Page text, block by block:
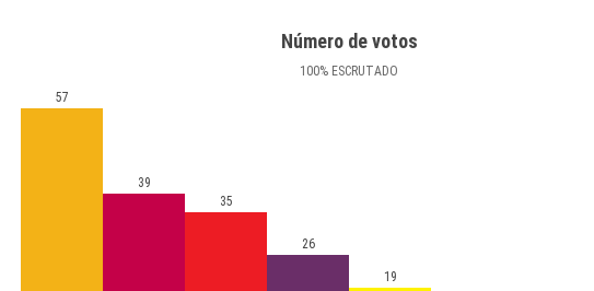
Número de votos
100% ESCRUTADO
57
39
35
26
19